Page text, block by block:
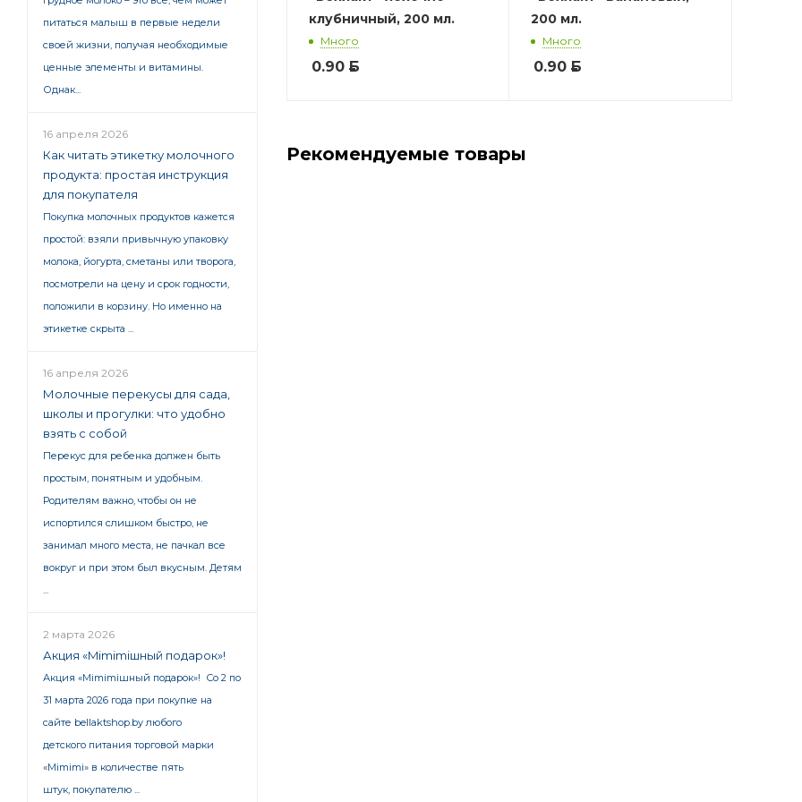
клубничный, 200 мл.
Много
0.90 Б
200 мл.
Много
0.90 Б
Рекомендуемые товары
питаться малыш в первые недели
своей жизни, получая необходимые
ценные элементы и витамины.
Однак...
16 апреля 2026
Как читать этикетку молочного
продукта: простая инструкция
для покупателя
Покупка молочных продуктов кажется
простой: взяли привычную упаковку
молока, йогурта, сметаны или творога,
посмотрели на цену и срок годности,
положили в корзину. Но именно на
этикетке скрыта ...
16 апреля 2026
Молочные перекусы для сада,
школы и прогулки: что удобно
взять с собой
Перекус для ребенка должен быть
простым, понятным и удобным.
Родителям важно, чтобы он не
испортился слишком быстро, не
занимал много места, не пачкал все
вокруг и при этом был вкусным. Детям
...
2 марта 2026
Акция «Mimimiшный подарок»!
Акция «Mimimiшный подарок»! Со 2 по
31 марта 2026 года при покупке на
сайте bellaktshop.by любого
детского питания торговой марки
«Mimimi» в количестве пять
штук, покупателю ...